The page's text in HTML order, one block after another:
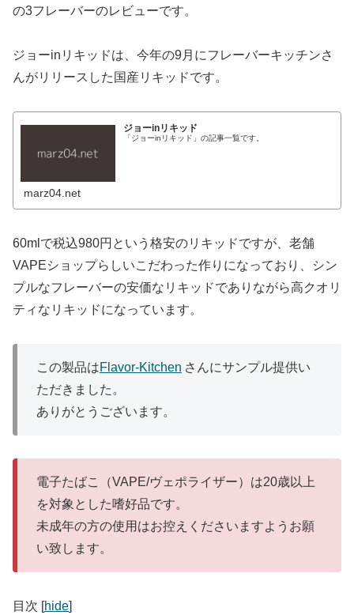
の3フレーバーのレビューです。
ジョーinリキッドは、今年の9月にフレーバーキッチンさ
んがリリースした国産リキッドです。
ジョーinリキッド
「ジョーinリキッド」の記事一覧です。
marz04.net
60mlで税込980円という格安のリキッドですが、老舗
VAPEショップらしいこだわった作りになっており、シン
プルなフレーバーの安価なリキッドでありながら高クオリ
ティなリキッドになっています。
この製品はFlavor-Kitchen さんにサンプル提供い
ただきました。
ありがとうございます。
電子たばこ（VAPE/ヴェポライザー）は20歳以上
を対象とした嗜好品です。
未成年の方の使用はお控えくださいますようお願
い致します。